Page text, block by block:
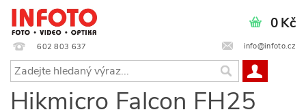
602 803 637 info@infoto.cz
0 Kč
Hikmicro Falcon FH25